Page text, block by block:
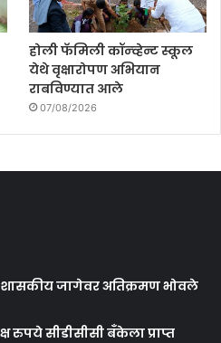
होली फॅमिली कॉन्व्हेन्ट स्कूल
येथे वृक्षारोपण अभियान
राबविण्यात आले
07/08/2026
जागेवर अतिक्रमण भोवले
रुपये सीडीसीसी बँकेला प्राप्त